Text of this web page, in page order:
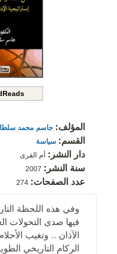
المؤلف: جاسم محمد
القسم: سياسة
دار النشر: أم القرى
سنة النشر:
عدد الصفحات:
وفي هذه اللحظة
فيها صدى التحولات
الآذان .. وتغيب
الركام التاريخي